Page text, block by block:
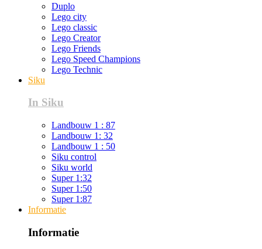
Duplo
Lego city
Lego classic
Lego Creator
Lego Friends
Lego Speed Champions
Lego Technic
Siku
In Siku
Landbouw 1 : 87
Landbouw 1: 32
Landbouw 1 : 50
Siku control
Siku world
Super 1:32
Super 1:50
Super 1:87
Informatie
Informatie